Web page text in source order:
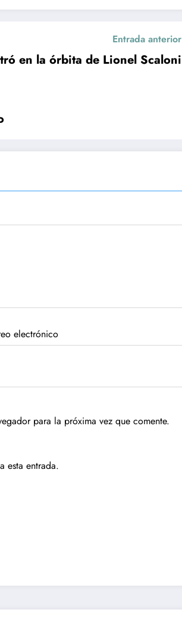
Entrada anterior
en la órbita de Lionel Scaloni
electrónico
para la próxima vez que comente.
esta entrada.